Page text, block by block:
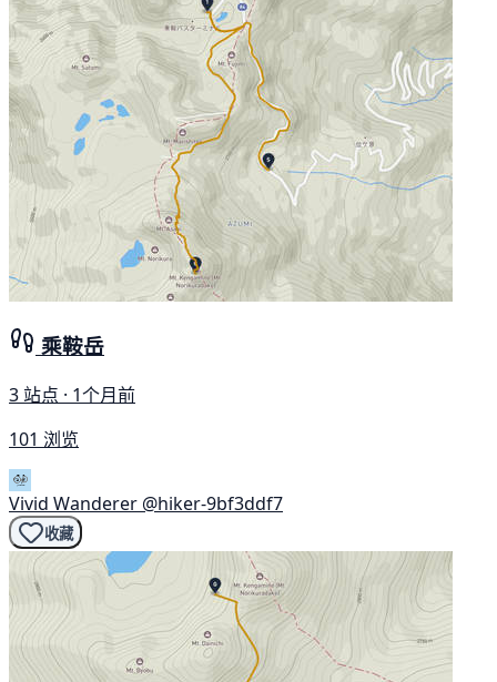
乘鞍岳
3 站点 · 1个月前
101 浏览
Vivid Wanderer @hiker-9bf3ddf7
收藏